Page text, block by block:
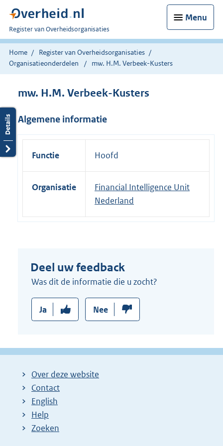
Menu
U
bent
nu
hier:
Register van Overheidsorganisaties
Home
Register van Overheidsorganisaties
Organisatieonderdelen
mw. H.M. Verbeek-Kusters
mw. H.M. Verbeek-Kusters
Algemene informatie
Functie Hoofd
Organisatie
Financial Intelligence Unit
Nederland
Deel uw feedback
Was dit de informatie die u zocht?
Ja Nee
Over deze website
Contact
English
Help
Zoeken